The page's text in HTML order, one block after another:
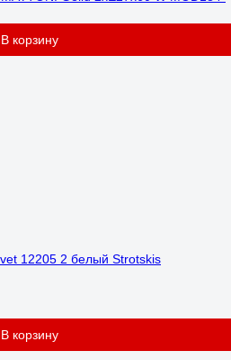
В корзину
12205 2 белый Strotskis
В корзину